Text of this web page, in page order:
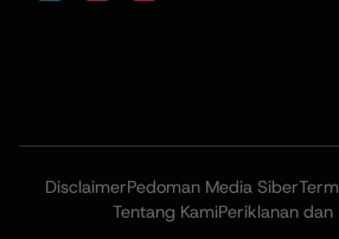
DisclaimerPedoman Media Siber
Tentang KamiPeriklanan dan